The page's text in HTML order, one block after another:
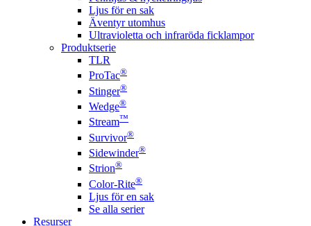
Ljus för en sak
Äventyr utomhus
Ultravioletta och infraröda ficklampor
Produktserie
TLR
ProTac®
Stinger®
Wedge®
Stream™
Survivor®
Sidewinder®
Strion®
Color-Rite®
Ljus för en sak
Se alla serier
Resurser